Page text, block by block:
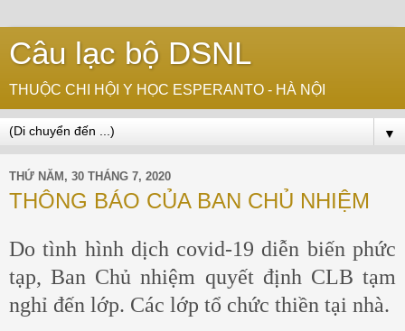
Câu lạc bộ DSNL
THUỘC CHI HỘI Y HỌC ESPERANTO - HÀ NỘI
▼
THỨ NĂM, 30 THÁNG 7, 2020
THÔNG BÁO CỦA BAN CHỦ NHIỆM
Do tình hình dịch covid-19 diễn biến phức
tạp, Ban Chủ nhiệm quyết định CLB tạm
nghỉ đến lớp. Các lớp tổ chức thiền tại nhà.